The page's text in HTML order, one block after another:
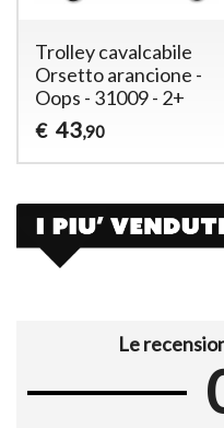
Trolley cavalcabile
Orsetto arancione -
Oops - 31009 - 2+
€ 43,90
Le